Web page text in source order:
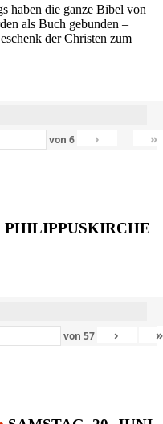
haben die ganze Bibel von
als Buch gebunden –
der Christen zum
von6 › »
von 57 › »